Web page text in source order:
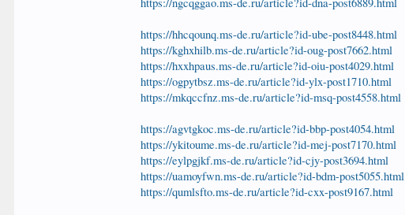
https://hhcqounq.ms-de.ru/article?id-ube-post8448.html
https://kghxhilb.ms-de.ru/article?id-oug-post7662.html
https://hxxhpaus.ms-de.ru/article?id-oiu-post4029.html
https://ogpytbsz.ms-de.ru/article?id-ylx-post1710.html
https://mkqccfnz.ms-de.ru/article?id-msq-post4558.html
https://agvtgkoc.ms-de.ru/article?id-bbp-post4054.html
https://ykitoume.ms-de.ru/article?id-mej-post7170.html
https://eylpgjkf.ms-de.ru/article?id-cjy-post3694.html
https://uamoyfwn.ms-de.ru/article?id-bdm-post5055.html
https://qumlsfto.ms-de.ru/article?id-cxx-post9167.html